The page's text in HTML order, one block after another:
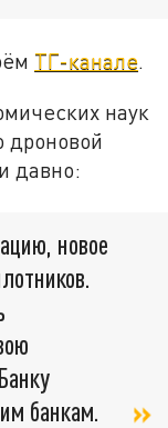
ТГ-канале.
наук
дроновой
давно:
новое
банкам.